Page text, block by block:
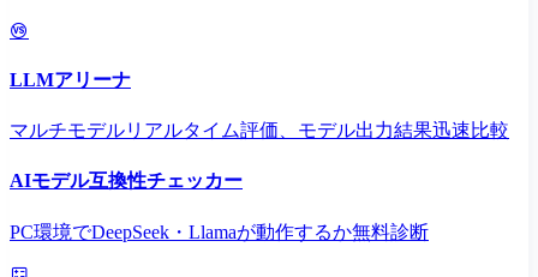
LLMアリーナ
マルチモデルリアルタイム評価、モデル出力結果迅速比較
AIモデル互換性チェッカー
PC環境でDeepSeek・Llamaが動作するか無料診断